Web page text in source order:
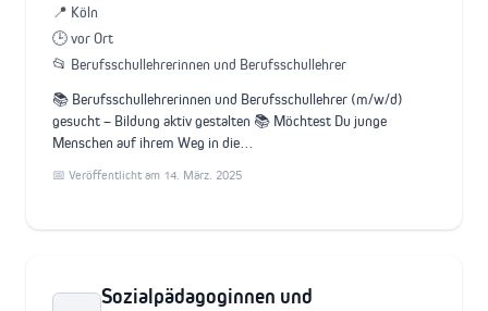
📍 Köln
🕒 vor Ort
📂 Berufsschullehrerinnen und Berufsschullehrer
📚 Berufsschullehrerinnen und Berufsschullehrer (m/w/d)
gesucht – Bildung aktiv gestalten 📚 Möchtest Du junge
Menschen auf ihrem Weg in die…
📅 Veröffentlicht am 14. März. 2025
Sozialpädagoginnen und